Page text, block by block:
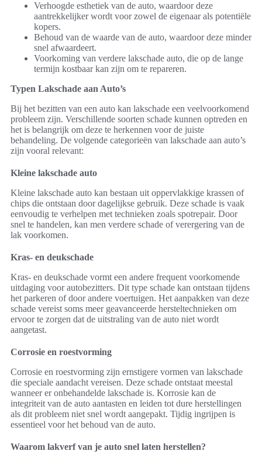
Verhoogde esthetiek van de auto, waardoor deze
aantrekkelijker wordt voor zowel de eigenaar als potentiële
kopers.
Behoud van de waarde van de auto, waardoor deze minder
snel afwaardeert.
Voorkoming van verdere lakschade auto, die op de lange
termijn kostbaar kan zijn om te repareren.
Typen Lakschade aan Auto’s
Bij het bezitten van een auto kan lakschade een veelvoorkomend
probleem zijn. Verschillende soorten schade kunnen optreden en
het is belangrijk om deze te herkennen voor de juiste
behandeling. De volgende categorieën van lakschade aan auto’s
zijn vooral relevant:
Kleine lakschade auto
Kleine lakschade auto kan bestaan uit oppervlakkige krassen of
chips die ontstaan door dagelijkse gebruik. Deze schade is vaak
eenvoudig te verhelpen met technieken zoals spotrepair. Door
snel te handelen, kan men verdere schade of verergering van de
lak voorkomen.
Kras- en deukschade
Kras- en deukschade vormt een andere frequent voorkomende
uitdaging voor autobezitters. Dit type schade kan ontstaan tijdens
het parkeren of door andere voertuigen. Het aanpakken van deze
schade vereist soms meer geavanceerde hersteltechnieken om
ervoor te zorgen dat de uitstraling van de auto niet wordt
aangetast.
Corrosie en roestvorming
Corrosie en roestvorming zijn ernstigere vormen van lakschade
die speciale aandacht vereisen. Deze schade ontstaat meestal
wanneer er onbehandelde lakschade is. Korrosie kan de
integriteit van de auto aantasten en leiden tot dure herstellingen
als dit probleem niet snel wordt aangepakt. Tijdig ingrijpen is
essentieel voor het behoud van de auto.
Waarom lakverf van je auto snel laten herstellen?